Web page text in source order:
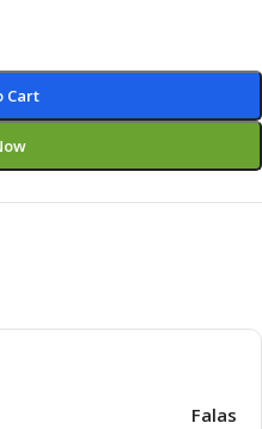
Cart
Falas